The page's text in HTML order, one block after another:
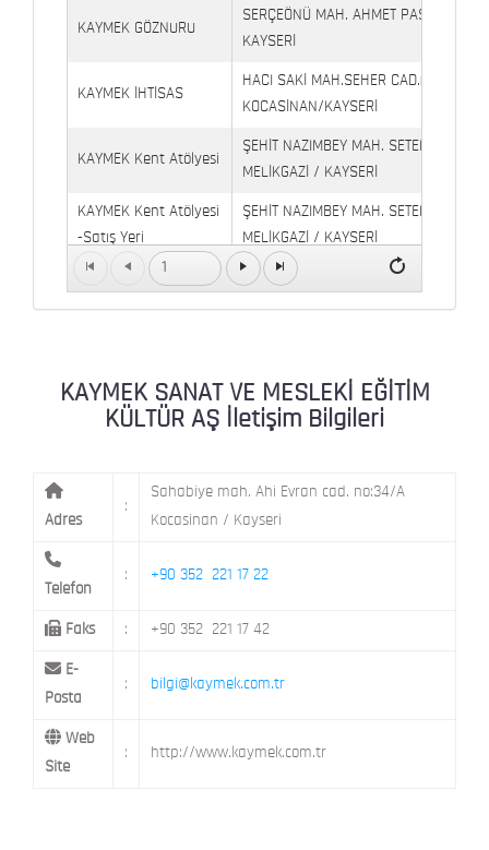
KAYMEK GÖZNURU
SERÇEÖNÜ MAH. AHMET PAŞA CAD.
KAYSERİ
KAYMEK İHTİSAS
HACI SAKİ MAH.SEHER CAD.(6009
KOCASİNAN/KAYSERİ
KAYMEK Kent Atölyesi
ŞEHİT NAZIMBEY MAH. SETENÖNÜ
MELİKGAZİ / KAYSERİ
KAYMEK Kent Atölyesi
-Satış Yeri
ŞEHİT NAZIMBEY MAH. SETENÖNÜ
MELİKGAZİ / KAYSERİ
Kaymek Köşk Sosyal
Köşk Mahallesi, Orgeneral Eşref Bitlis
KAYMEK SÜMER MEVLANA MAH. 8. CAD. NO: 28
MİMARSİNAN DEMOKRASİ MAH. FATİN
1
KAYMEK SANAT VE MESLEKİ EĞİTİM
KÜLTÜR AŞ İletişim Bilgileri
Adres
:
Sahabiye mah. Ahi Evran cad. no:34/A
Kocasinan / Kayseri
Telefon
: +90 352 221 17 22
Faks : +90 352 221 17 42
E-
Posta
: bilgi@kaymek.com.tr
Web
Site
: http://www.kaymek.com.tr